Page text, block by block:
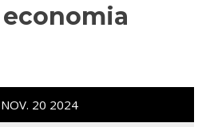
economia
NOV. 20 2024